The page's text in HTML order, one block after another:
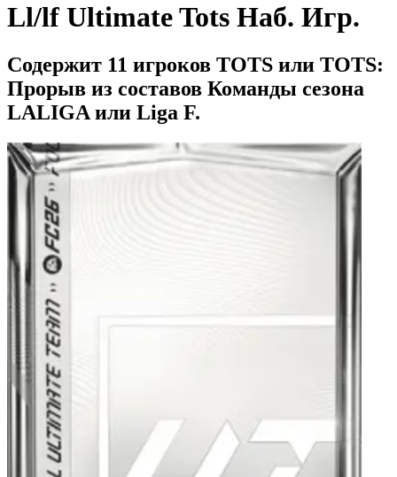
Ll/lf Ultimate Tots Наб. Игр.
Содержит 11 игроков TOTS или TOTS:
Прорыв из составов Команды сезона
LALIGA или Liga F.